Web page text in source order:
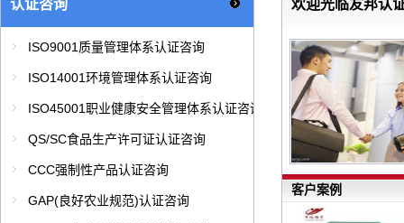
认证咨询
ISO9001质量管理体系认证咨询
ISO14001环境管理体系认证咨询
ISO45001职业健康安全管理体系认证咨询
QS/SC食品生产许可证认证咨询
CCC强制性产品认证咨询
GAP(良好农业规范)认证咨询
欢迎光临友邦认
客户案例